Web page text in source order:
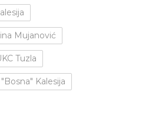
Mujanović
Tuzla
Kalesija